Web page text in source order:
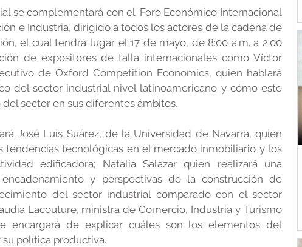
se complementará con el ‘Foro Económico Internacional
e Industria’, dirigido a todos los actores de la cadena de
el cual tendrá lugar el 17 de mayo, de 8:00 a.m. a 2:00
de expositores de talla internacionales como Víctor
de Oxford Competition Economics, quien hablará
del sector industrial nivel latinoamericano y cómo este
sector en sus diferentes ámbitos.
José Luis Suárez, de la Universidad de Navarra, quien
tendencias tecnológicas en el mercado inmobiliario y los
edificadora; Natalia Salazar quien realizará una
y perspectivas de la construcción de
del sector industrial comparado con el sector
Lacouture, ministra de Comercio, Industria y Turismo
encargará de explicar cuáles son los elementos del
política productiva.